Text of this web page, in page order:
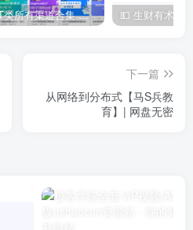
IT类所有渠道合集 持续日更，目前近四千多条资源 年费用户微信私信获取权限
下一篇
从网络到分布式【马S兵教
育】| 网盘无密